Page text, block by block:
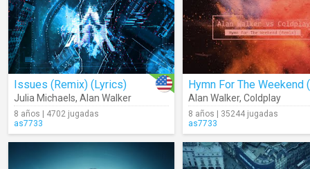
Issues (Remix) (Lyrics)
Julia Michaels, Alan Walker
8 años | 4702 jugadas
as7733
Alan Walker, Coldplay
8 años | 35244 jugadas
as7733